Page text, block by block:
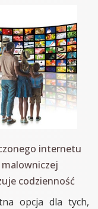
internetu
codzienność
opcja dla tych,